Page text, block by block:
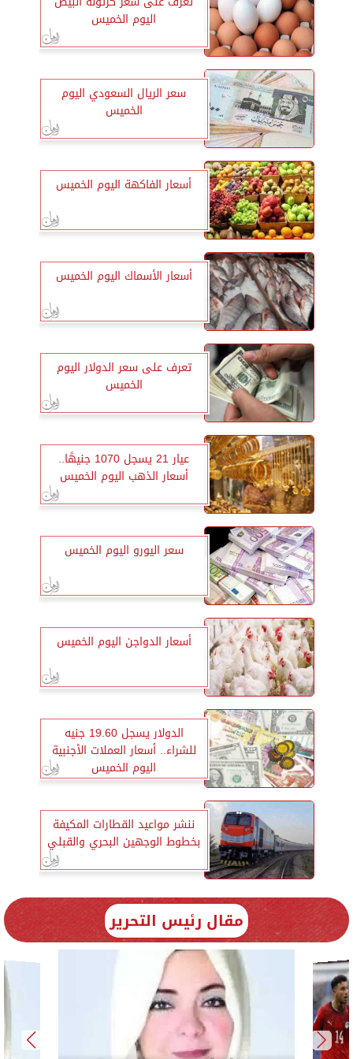
اليوم الخميس
سعر الريال السعودي اليوم
الخميس
أسعار الفاكهة اليوم الخميس
أسعار الأسماك اليوم الخميس
تعرف على سعر الدولار اليوم
الخميس
عيار 21 يسجل 1070 جنيهًا..
أسعار الذهب اليوم الخميس
سعر اليورو اليوم الخميس
أسعار الدواجن اليوم الخميس
الدولار يسجل 19.60 جنيه
للشراء.. أسعار العملات الأجنبية
اليوم الخميس
ننشر مواعيد القطارات المكيفة
بخطوط الوجهين البحري والقبلي
مقال رئيس التحرير